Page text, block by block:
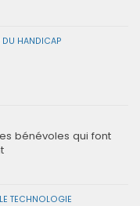
DU HANDICAP
bénévoles qui font
TECHNOLOGIE